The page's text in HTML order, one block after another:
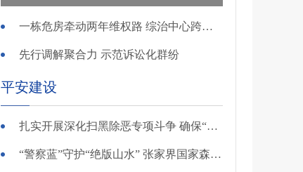
一栋危房牵动两年维权路 综治中心跨省寻鉴解民忧
先行调解聚合力 示范诉讼化群纷
平安建设
扎实开展深化扫黑除恶专项斗争 确保“全年全域平平安安、平平稳稳”——广东召开全省扫黑除恶专项斗争视频
“警察蓝”守护“绝版山水” 张家界国家森林公园景区派出所深化“生态警务”建设